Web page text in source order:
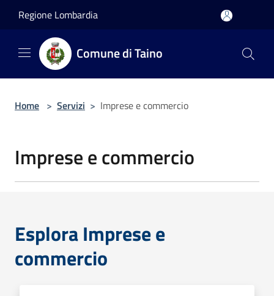
Regione Lombardia
Comune di Taino
Home > Servizi > Imprese e commercio
Imprese e commercio
Esplora Imprese e
commercio